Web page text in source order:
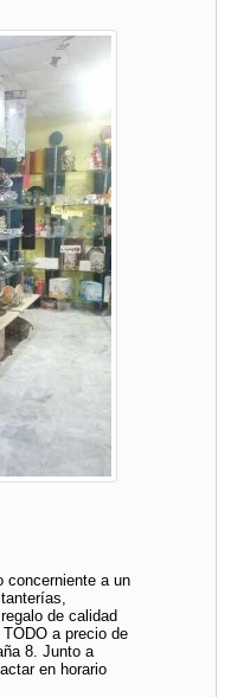
concerniente a un
de calidad
a precio de
8. Junto a
en horario